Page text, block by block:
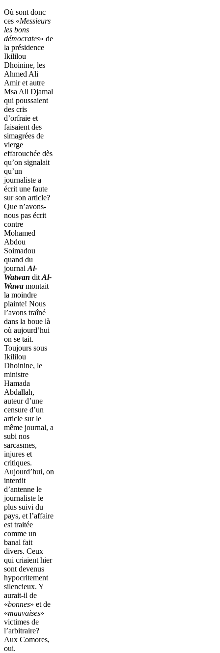
Où sont donc
ces «Messieurs
les bons
démocrates» de
la présidence
Ikililou
Dhoinine, les
Ahmed Ali
Amir et autre
Msa Ali Djamal
qui poussaient
des cris
d’orfraie et
faisaient des
simagrées de
vierge
effarouchée dès
qu’on signalait
qu’un
journaliste a
écrit une faute
sur son article?
Que n’avons-
nous pas écrit
contre
Mohamed
Abdou
Soimadou
quand du
journal Al-
Watwan dit Al-
Wawa montait
la moindre
plainte! Nous
l’avons traîné
dans la boue là
où aujourd’hui
on se tait.
Toujours sous
Ikililou
Dhoinine, le
ministre
Hamada
Abdallah,
auteur d’une
censure d’un
article sur le
même journal, a
subi nos
sarcasmes,
injures et
critiques.
Aujourd’hui, on
interdit
d’antenne le
journaliste le
plus suivi du
pays, et l’affaire
est traitée
comme un
banal fait
divers. Ceux
qui criaient hier
sont devenus
hypocritement
silencieux. Y
aurait-il de
«bonnes» et de
«mauvaises»
victimes de
l’arbitraire?
Aux Comores,
oui.